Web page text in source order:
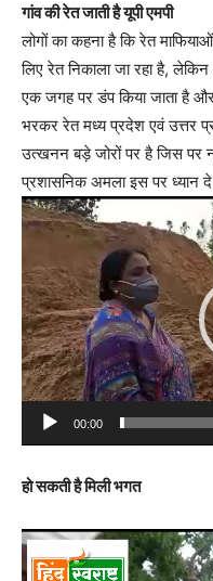
गांव की रेत जाती है यूपी एमपी
लोगों का कहना है कि रेत
लिए रेत निकाला जा रहा है,
एक जगह पर डंप किया जाता है
भरकर रेत मध्य प्रदेश एवं उत्तर
उत्खनन बड़े जोरों पर है जिस पर
प्रशासनिक अमला इस पर ध्यान दे
Video
Player
00:00
हो सकती है मिली भगत
Video
Player